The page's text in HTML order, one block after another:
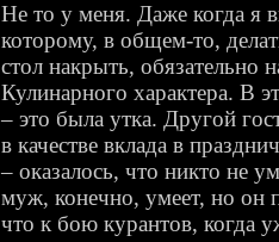
Не то у меня. Даже когда я
которому, в общем-то,
стол накрыть, обязательно
Кулинарного характера. В
– это была утка. Другой
в качестве вклада в
– оказалось, что никто не
муж, конечно, умеет, но он
что к бою курантов, когда